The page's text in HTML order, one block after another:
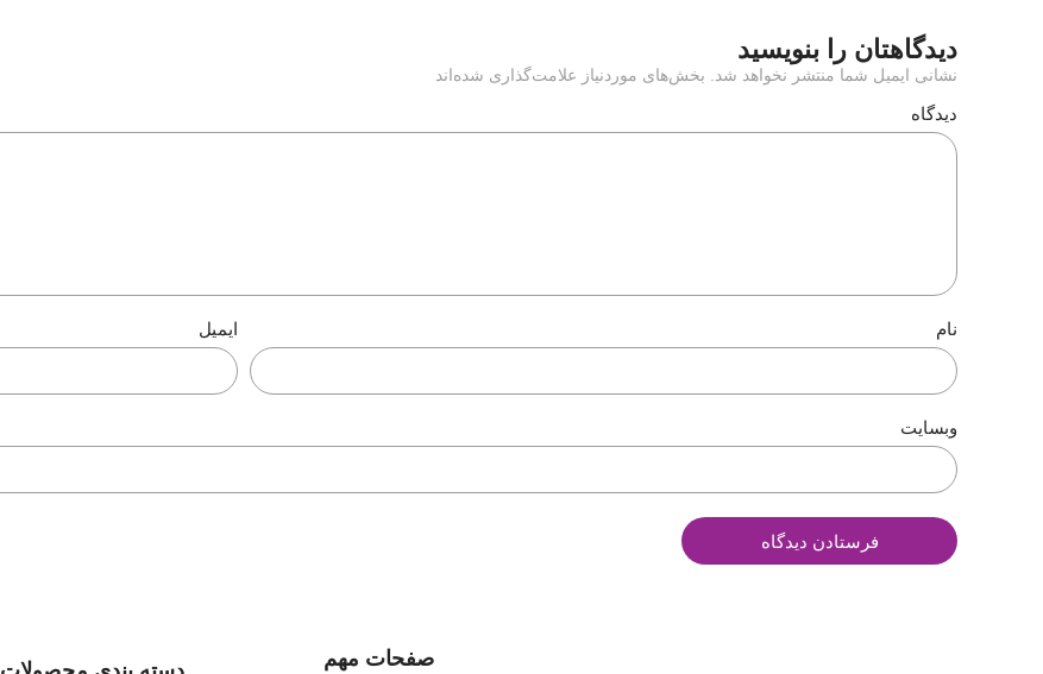
دیدگاهتان را بنویسید
نشانی ایمیل شما منتشر نخواهد شد. بخش‌های موردنیاز علامت‌گذاری شده‌اند
دیدگاه
نام ایمیل
وبسایت
فرستادن دیدگاه
صفحات مهم